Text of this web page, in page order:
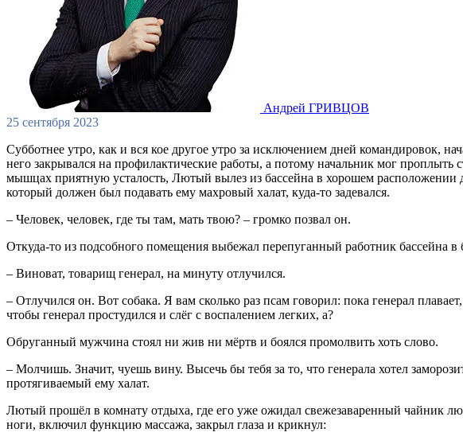
Андрей ГРИВЦОВ
25 сентября 2023
Субботнее утро, как и вся кое другое утро за исключением дней командировок,
него закрывался на профилактические работы, а потому начальник мог
мышцах приятную усталость, Лютый вылез из бассейна в хорошем
который должен был подавать ему махровый халат, куда-то задевался.
– Человек, человек, где ты там, мать твою? – громко позвал он.
Откуда-то из подсобного помещения выбежал перепуганный работник бассейна в
– Виноват, товарищ генерал, на минуту отлучился.
– Отлучился он. Вот собака. Я вам сколько раз псам говорил: пока генерал
чтобы генерал простудился и слёг с воспалением легких, а?
Обруганный мужчина стоял ни жив ни мёртв и боялся промолвить хоть слово.
– Молчишь. Значит, чуешь вину. Высечь бы тебя за то, что генерала хотел
протягиваемый ему халат.
Лютый прошёл в комнату отдыха, где его уже ожидал свежезаваренный чайник
ноги, включил функцию массажа, закрыл глаза и крикнул: